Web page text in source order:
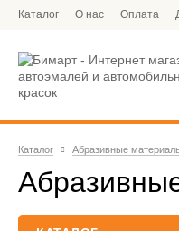
Каталог О нас Оплата
Каталог Абразивные